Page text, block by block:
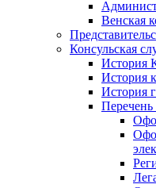
Венская
Консульская
История
История
История